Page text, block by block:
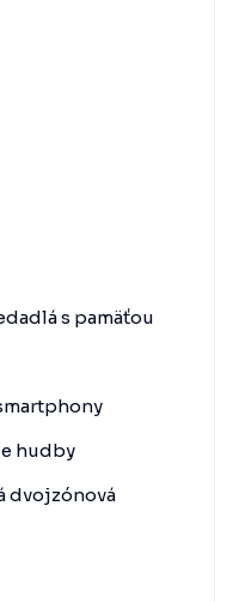
s pamäťou
hudby
dvojzónová